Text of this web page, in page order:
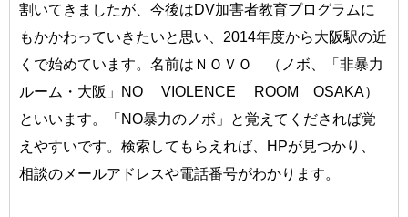
割いてきましたが、今後はDV加害者教育プログラムに
もかかわっていきたいと思い、2014年度から大阪駅の近
くで始めています。名前はＮＯＶＯ （ノボ、「非暴力
ルーム・大阪」NO VIOLENCE ROOM OSAKA）
といいます。「NO暴力のノボ」と覚えてくだされば覚
えやすいです。検索してもらえれば、HPが見つかり、
相談のメールアドレスや電話番号がわかります。